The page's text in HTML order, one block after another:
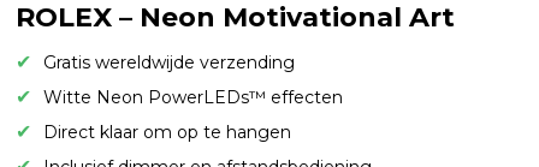
ROLEX – Neon Motivational Art
Gratis wereldwijde verzending
Witte Neon PowerLEDs™ effecten
Direct klaar om op te hangen